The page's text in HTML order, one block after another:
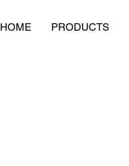
HOME PRODUCTS